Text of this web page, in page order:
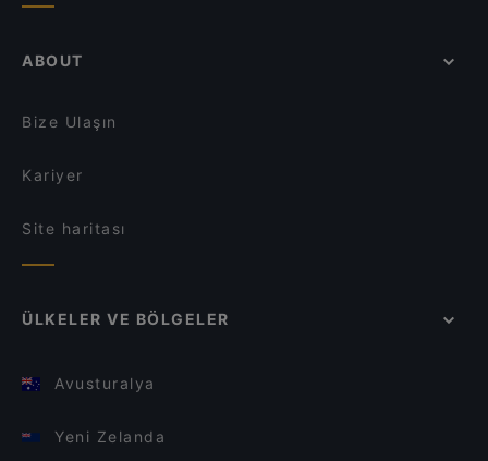
ABOUT
Bize Ulaşın
Kariyer
Site haritası
ÜLKELER VE BÖLGELER
Avusturalya
Yeni Zelanda